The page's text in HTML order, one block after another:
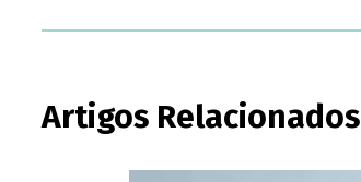
Artigos Relacionados